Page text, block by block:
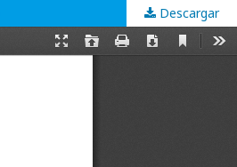
Descargar